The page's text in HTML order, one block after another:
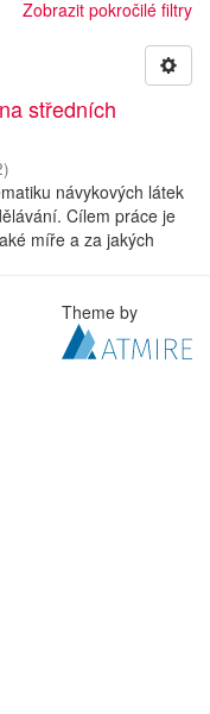
Zobrazit pokročilé filtry
středních
)
návykových látek
Cílem práce je
míře a za jakých
Theme by